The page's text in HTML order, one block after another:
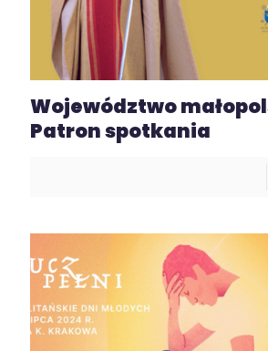
Województwo
Patron spotkania